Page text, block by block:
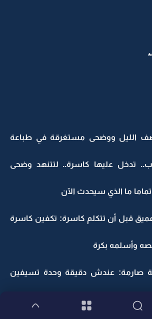
الليل ووضحى مستغرقة في طباعة
تدخل عليها كاسرة.. لتتنهد وضحى
ما الذي سيحدث الآن
قبل أن تتكلم كاسرة: تكفين كاسرة
وأسلمه بكرة
صارمة: عندش دقيقة وحدة تسيفين